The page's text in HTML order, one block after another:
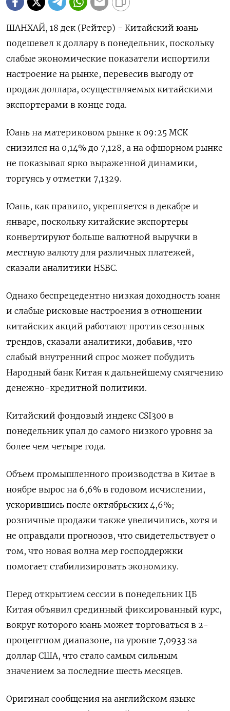
ШАНХАЙ, 18 дек (Рейтер) - Китайский юань
подешевел к доллару в понедельник, поскольку
слабые экономические показатели испортили
настроение на рынке, перевесив выгоду от
продаж доллара, осуществляемых китайскими
экспортерами в конце года.
Юань на материковом рынке к 09:25 МСК
снизился на 0,14% до​ 7,128​, а на офшорном рынке
не показывал ярко выраженной динамики,
торгуясь у отметки 7,1329.
Юань, как правило, укрепляется в декабре и
январе, поскольку китайские экспортеры
конвертируют больше валютной выручки в
местную валюту для различных платежей,
сказали аналитики HSBC.
Однако беспрецедентно низкая доходность юаня
и слабые рисковые настроения в отношении
китайских акций работают против сезонных
трендов, сказали аналитики, добавив, что
слабый внутренний спрос может побудить
Народный банк Китая к дальнейшему смягчению
денежно-кредитной политики.
Китайский фондовый индекс CSI300 в
понедельник упал до самого низкого уровня за
более чем четыре года.
Объем промышленного производства в Китае в
ноябре вырос на 6,6% в годовом исчислении,
ускорившись после октябрьских 4,6%;
розничные продажи также увеличились, хотя и
не оправдали прогнозов, что свидетельствует о
том, что новая волна мер господдержки
помогает стабилизировать экономику.
Перед открытием сессии в понедельник ЦБ
Китая объявил срединный фиксированный курс,
вокруг которого юань может торговаться в 2-
процентном диапазоне, на уровне 7,0933 за
доллар США, что стало самым сильным
значением за последние шесть месяцев.
Оригинал сообщения на английском языке